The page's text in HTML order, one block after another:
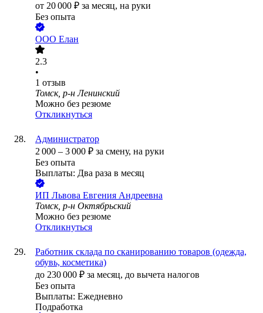
от 20 000 ₽ за месяц, на руки
Без опыта
ООО Елан
2.3
•
1 отзыв
Томск, р-н Ленинский
Можно без резюме
Откликнуться
Администратор
2 000 – 3 000 ₽ за смену, на руки
Без опыта
Выплаты: Два раза в месяц
ИП Львова Евгения Андреевна
Томск, р-н Октябрьский
Можно без резюме
Откликнуться
Работник склада по сканированию товаров (одежда,
обувь, косметика)
до 230 000 ₽ за месяц, до вычета налогов
Без опыта
Выплаты: Ежедневно
Подработка